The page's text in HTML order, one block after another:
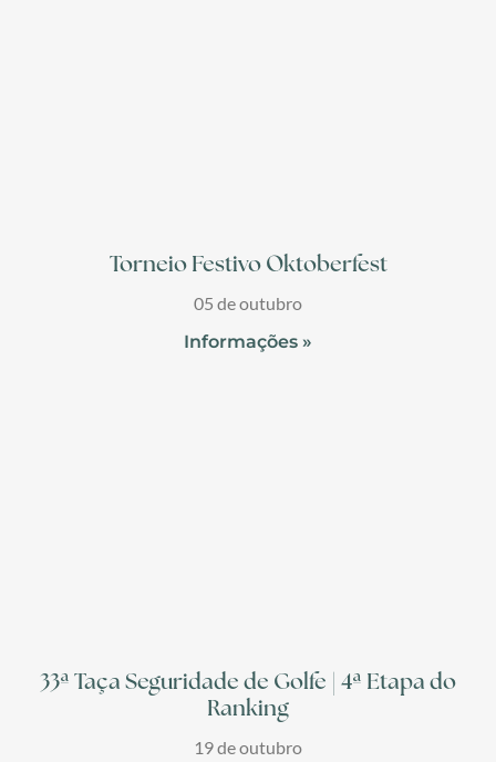
Torneio Festivo Oktoberfest
05 de outubro
Informações »
33ª Taça Seguridade de Golfe | 4ª Etapa do
Ranking
19 de outubro